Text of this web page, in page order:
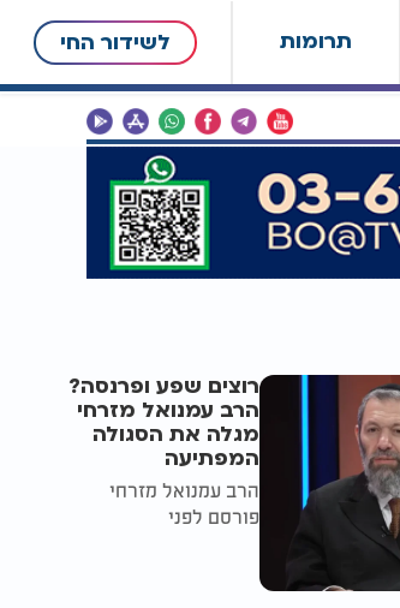
תרומות לשידור החי
רוצים שפע ופרנסה?
הרב עמנואל מזרחי
מגלה את הסגולה
המפתיעה
הרב עמנואל מזרחי
פורסם לפני